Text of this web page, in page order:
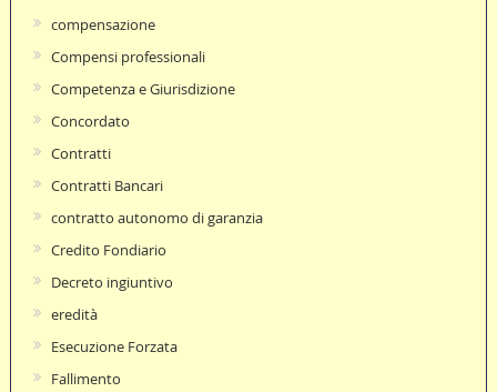
compensazione
Compensi professionali
Competenza e Giurisdizione
Concordato
Contratti
Contratti Bancari
contratto autonomo di garanzia
Credito Fondiario
Decreto ingiuntivo
eredità
Esecuzione Forzata
Fallimento